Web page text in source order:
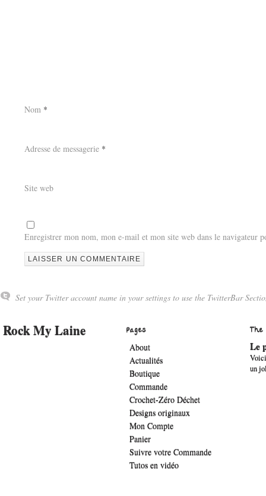
Nom *
Adresse de messagerie *
Site web
Enregistrer mon nom, mon e-mail et mon site web dans le navigateur
Set your Twitter account name in your settings to use the TwitterBar
Rock My Laine Pages
About
Actualités
Boutique
Commande
Crochet-Zéro Déchet
Designs originaux
Mon Compte
Panier
Suivre votre Commande
Tutos en vidéo
Le
un